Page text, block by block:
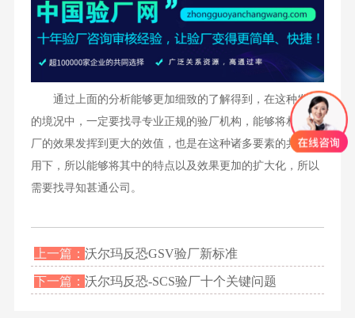
通过上面的分析能够更加细致的了解得到，在这种发展
的境况中，一定要找寻专业正规的验厂机构，能够将相关验
厂的效果发挥到更大的效值，也是在这种诸多要素的共同作
用下，所以能够将其中的特点以及效果更加的扩大化，所以
需要找寻知甚通公司。
上一篇：沃尔玛反恐GSV验厂新标准
下一篇：沃尔玛反恐-SCS验厂十个关键问题